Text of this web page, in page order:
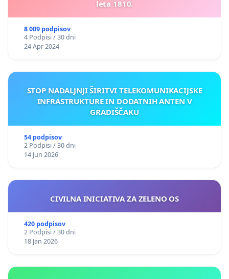
leta 1810.
8 009 podpisov
4 Podpisi / 30 dni
24 Apr 2024
STOP NADALJNJI ŠIRITVI TELEKOMUNIKACIJSKE
INFRASTRUKTURE IN DODATNIH ANTEN V
GRADIŠČAKU
54 podpisov
2 Podpisi / 30 dni
14 Jun 2026
CIVILNA INICIATIVA ZA ZELENO OS
420 podpisov
2 Podpisi / 30 dni
18 Jan 2026